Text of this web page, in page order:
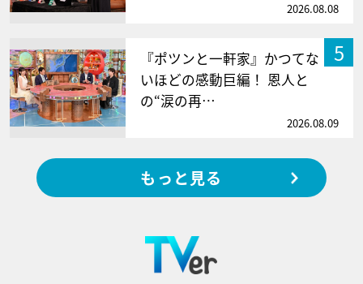
2026.08.08
5
『ポツンと一軒家』かつてな
いほどの感動巨編！ 恩人と
の“涙の再…
2026.08.09
もっと見る